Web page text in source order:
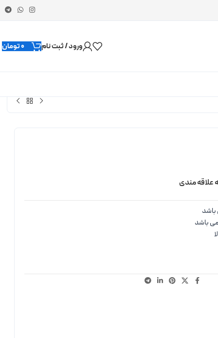
ورود / ثبت نام 0تومان
علاقه مندی
باشد